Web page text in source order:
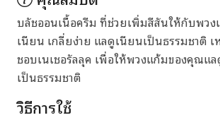
บลัชออนเนื้อครีม ที่ช่วยเพิ่มสีสันให้กับพว
เนียน เกลี่ยง่าย แลดูเนียนเป็นธรรมชาติ เ
ชอบเนเชอรัลลุค เพื่อให้พวงแก้มของคุณแ
เป็นธรรมชาติ
วิธีการใช้